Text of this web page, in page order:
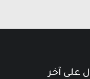
على آخر